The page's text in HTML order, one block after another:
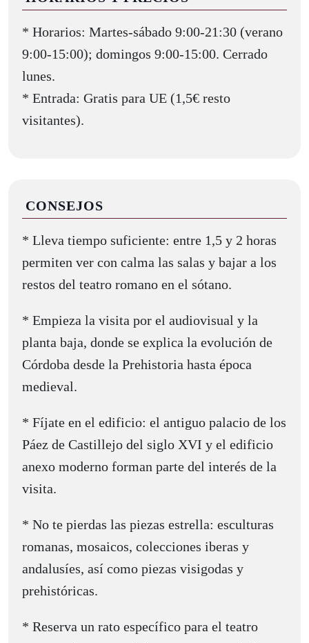
* Horarios: Martes-sábado 9:00-21:30 (verano
9:00-15:00); domingos 9:00-15:00. Cerrado
lunes.
* Entrada: Gratis para UE (1,5€ resto
visitantes).
CONSEJOS
* Lleva tiempo suficiente: entre 1,5 y 2 horas
permiten ver con calma las salas y bajar a los
restos del teatro romano en el sótano.
* Empieza la visita por el audiovisual y la
planta baja, donde se explica la evolución de
Córdoba desde la Prehistoria hasta época
medieval.
* Fíjate en el edificio: el antiguo palacio de los
Páez de Castillejo del siglo XVI y el edificio
anexo moderno forman parte del interés de la
visita.
* No te pierdas las piezas estrella: esculturas
romanas, mosaicos, colecciones iberas y
andalusíes, así como piezas visigodas y
prehistóricas.
* Reserva un rato específico para el teatro